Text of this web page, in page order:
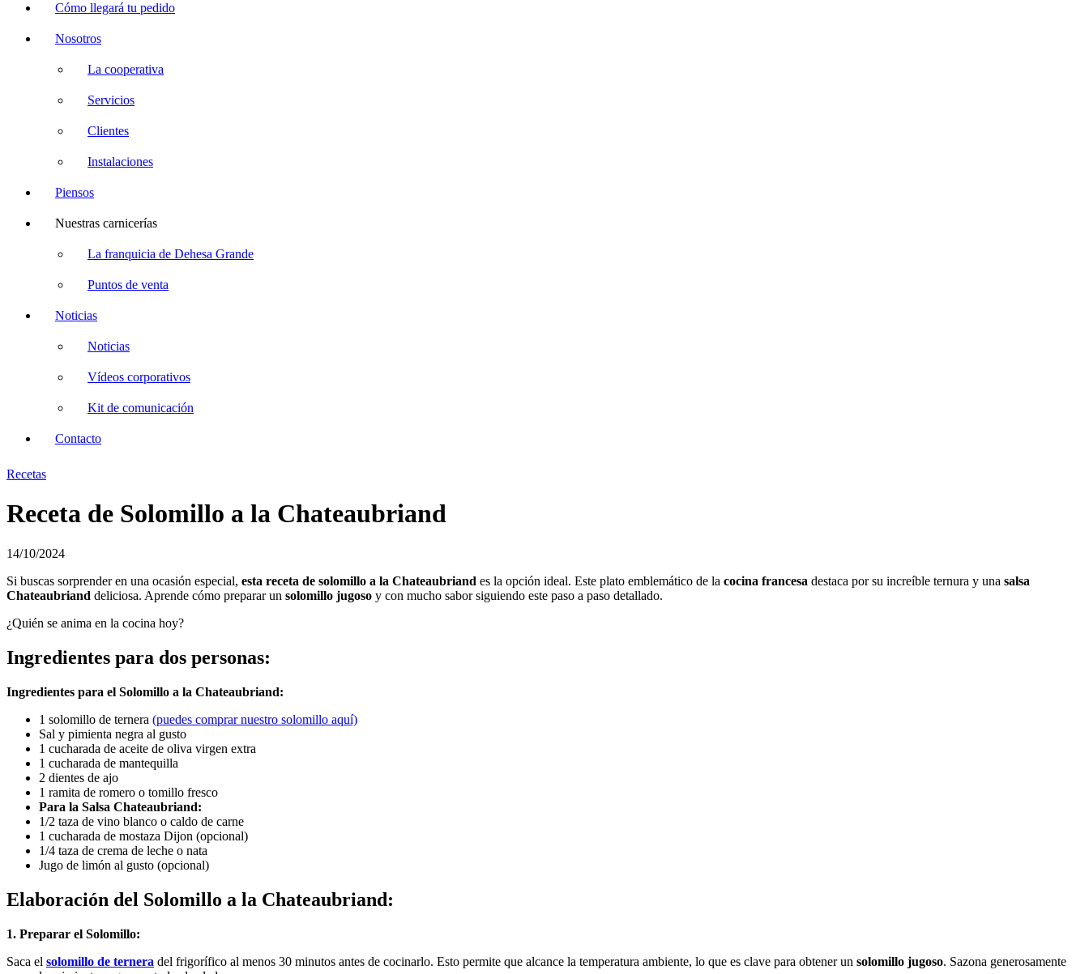
Cómo llegará tu pedido
Nosotros
La cooperativa
Servicios
Clientes
Instalaciones
Piensos
Nuestras carnicerías
La franquicia de Dehesa Grande
Puntos de venta
Noticias
Noticias
Vídeos corporativos
Kit de comunicación
Contacto
Recetas
Receta de Solomillo a la Chateaubriand
14/10/2024
Si buscas sorprender en una ocasión especial, esta receta de solomillo a la Chateaubriand es la opción ideal. Este plato emblemático de la cocina francesa destaca por su increíble ternura y una salsa
Chateaubriand deliciosa. Aprende cómo preparar un solomillo jugoso y con mucho sabor siguiendo este paso a paso detallado.
¿Quién se anima en la cocina hoy?
Ingredientes para dos personas:
Ingredientes para el Solomillo a la Chateaubriand:
1 solomillo de ternera (puedes comprar nuestro solomillo aquí)
Sal y pimienta negra al gusto
1 cucharada de aceite de oliva virgen extra
1 cucharada de mantequilla
2 dientes de ajo
1 ramita de romero o tomillo fresco
Para la Salsa Chateaubriand:
1/2 taza de vino blanco o caldo de carne
1 cucharada de mostaza Dijon (opcional)
1/4 taza de crema de leche o nata
Jugo de limón al gusto (opcional)
Elaboración del Solomillo a la Chateaubriand:
1. Preparar el Solomillo:
Saca el solomillo de ternera del frigorífico al menos 30 minutos antes de cocinarlo. Esto permite que alcance la temperatura ambiente, lo que es clave para obtener un solomillo jugoso. Sazona generosamente